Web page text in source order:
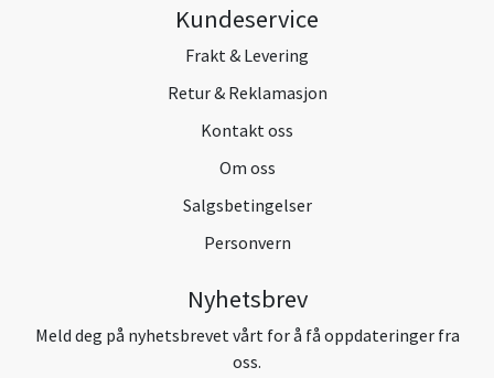
Kundeservice
Frakt & Levering
Retur & Reklamasjon
Kontakt oss
Om oss
Salgsbetingelser
Personvern
Nyhetsbrev
Meld deg på nyhetsbrevet vårt for å få oppdateringer fra
oss.